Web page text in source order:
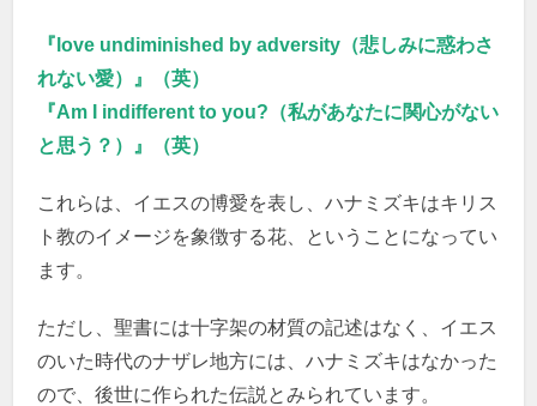
『love undiminished by adversity（悲しみに惑わさ
れない愛）』（英）
『Am I indifferent to you?（私があなたに関心がない
と思う？）』（英）
これらは、イエスの博愛を表し、ハナミズキはキリス
ト教のイメージを象徴する花、ということになってい
ます。
ただし、聖書には十字架の材質の記述はなく、イエス
のいた時代のナザレ地方には、ハナミズキはなかった
ので、後世に作られた伝説とみられています。